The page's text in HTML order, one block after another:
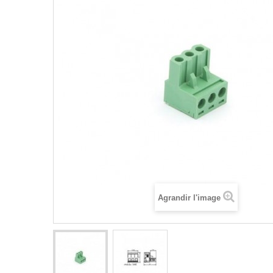
Agrandir l'image